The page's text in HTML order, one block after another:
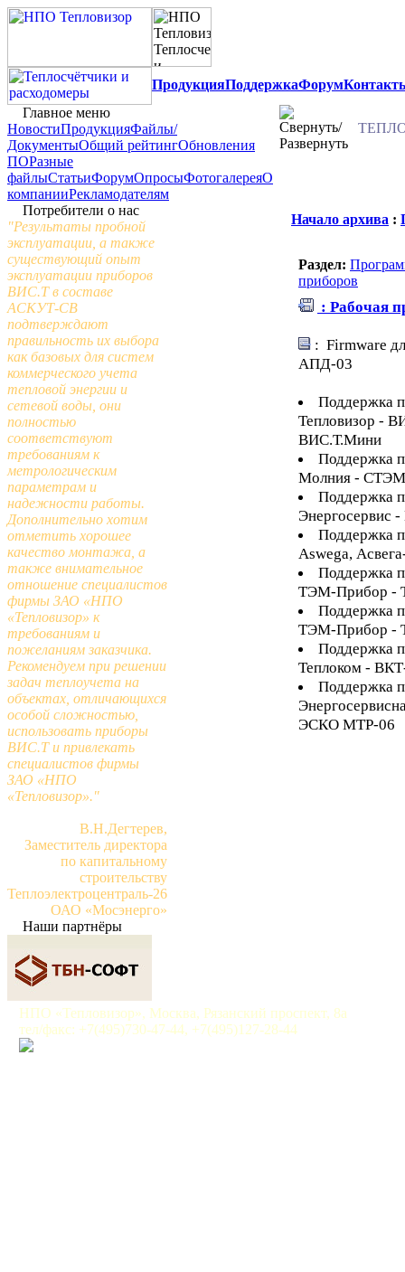
ПродукцияПоддержкаФорум
Главное меню
НовостиПродукцияФайлы/
ДокументыОбщий рейтингОбновления
ПОРазные
файлыСтатьиФорумОпросыФотогалереяО
компанииРекламодателям
Потребители о нас
"Результаты пробной
эксплуатации, а также
существующий опыт
эксплуатации приборов
ВИС.Т в составе
АСКУТ-СВ
подтверждают
правильность их выбора
как базовых для систем
коммерческого учета
тепловой энергии и
сетевой воды, они
полностью
соответствуют
требованиям к
метрологическим
параметрам и
надежности работы.
Дополнительно хотим
отметить хорошее
качество монтажа, а
также внимательное
отношение специалистов
фирмы ЗАО «НПО
«Тепловизор» к
требованиям и
пожеланиям заказчика.
Рекомендуем при решении
задач теплоучета на
объектах, отличающихся
особой сложностью,
использовать приборы
ВИС.Т и привлекать
специалистов фирмы
ЗАО «НПО
«Тепловизор»."
В.Н.Дегтерев,
Заместитель директора
по капитальному
строительству
Теплоэлектроцентраль-26
ОАО «Мосэнерго»
Наши партнёры
Начало архива :
Раздел:
приборов
: Рабочая
: Firmware
АПД-03
Поддержка
Тепловизор -
ВИС.Т.Мини
Поддержка
Молния -
Поддержка
Поддержка
Aswega,
Поддержка
ТЭМ-Прибор -
Поддержка
ТЭМ-Прибор -
Поддержка
Теплоком -
Поддержка
ЭСКО МТР-06
НПО «Тепловизор», Москва, Рязанский проспект, 8а
тел/факс: +7(495)730-47-44, +7(495)127-28-44